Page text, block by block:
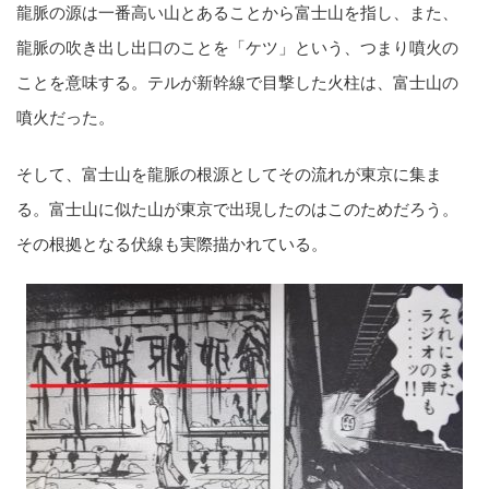
龍脈の源は一番高い山とあることから富士山を指し、また、
龍脈の吹き出し出口のことを「ケツ」という、つまり噴火の
ことを意味する。テルが新幹線で目撃した火柱は、富士山の
噴火だった。
そして、富士山を龍脈の根源としてその流れが東京に集ま
る。富士山に似た山が東京で出現したのはこのためだろう。
その根拠となる伏線も実際描かれている。